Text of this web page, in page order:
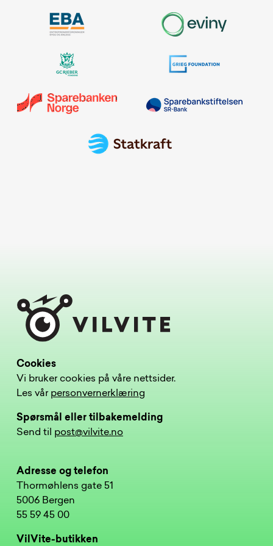
Cookies
Vi bruker cookies på våre nettsider.
Les vår personvernerklæring
Spørsmål eller tilbakemelding
Send til post@vilvite.no
Adresse og telefon
Thormøhlens gate 51
5006 Bergen
55 59 45 00
VilVite-butikken